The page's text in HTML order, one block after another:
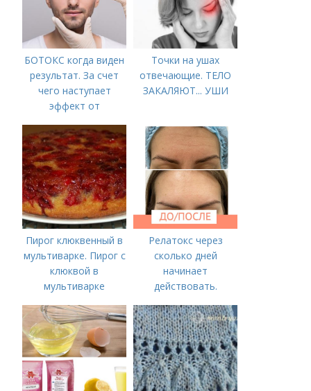
БОТОКС когда виден
результат. За счет
чего наступает
эффект от
Точки на ушах
отвечающие. ТЕЛО
ЗАКАЛЯЮТ... УШИ
Пирог клюквенный в
мультиварке. Пирог с
клюквой в
мультиварке
Релатокс через
сколько дней
начинает
действовать.
«Ботоксом»